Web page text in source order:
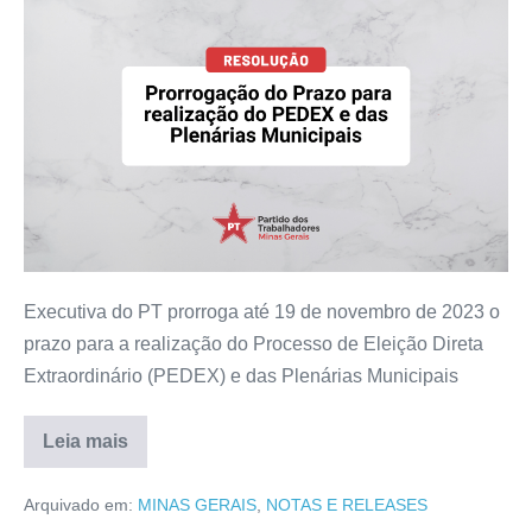
Executiva do PT prorroga até 19 de novembro de 2023 o
prazo para a realização do Processo de Eleição Direta
Extraordinário (PEDEX) e das Plenárias Municipais
Leia mais
Arquivado em: MINAS GERAIS NOTAS E RELEASES